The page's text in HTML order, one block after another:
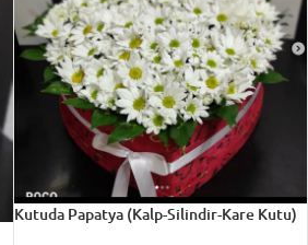
Kutuda Papatya (Kalp-Silindir-Kare Kutu)